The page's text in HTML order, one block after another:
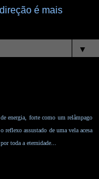
é mais
▼
energia, forte como um relâmpago
assustado de uma vela acesa
toda a eternidade...